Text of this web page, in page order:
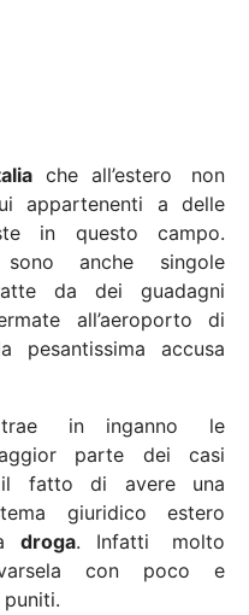
che all’estero non
appartenenti a delle
in questo campo.
anche singole
da dei guadagni
all’aeroporto di
accusa
in inganno le
parte dei casi
fatto di avere una
giuridico estero
droga. Infatti molto
con poco e